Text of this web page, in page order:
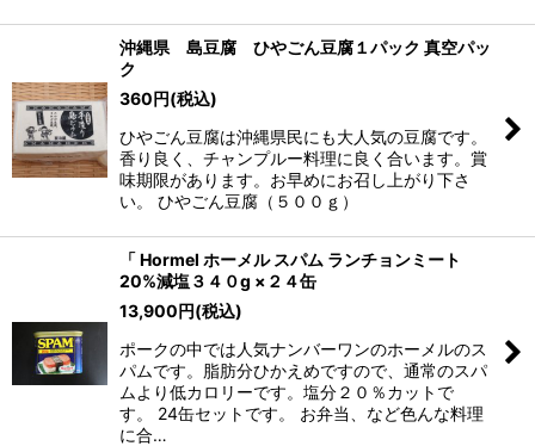
沖縄県 島豆腐 ひやごん豆腐１パック 真空パッ
ク
360円(税込)
ひやごん豆腐は沖縄県民にも大人気の豆腐です。
香り良く、チャンプルー料理に良く合います。賞
味期限があります。お早めにお召し上がり下さ
い。 ひやごん豆腐（５００ｇ）
「 Hormel ホーメル スパム ランチョンミート
20%減塩３４０g ×２４缶
13,900円(税込)
ポークの中では人気ナンバーワンのホーメルのス
パムです。脂肪分ひかえめですので、通常のスパ
ムより低カロリーです。塩分２０％カットで
す。 24缶セットです。 お弁当、など色んな料理
に合…